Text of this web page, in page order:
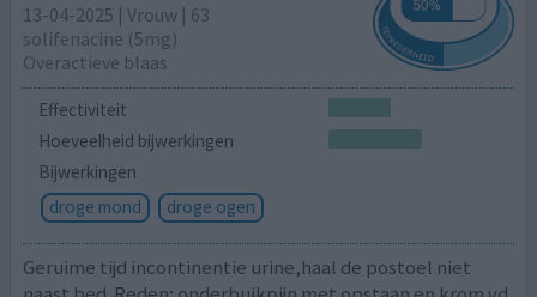
13-04-2025 | Vrouw | 63
solifenacine (5mg)
Overactieve blaas
Effectiviteit
Hoeveelheid bijwerkingen
Bijwerkingen
droge mond
droge ogen
Geruime tijd incontinentie urine,haal de postoel niet